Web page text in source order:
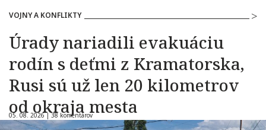
VOJNY A KONFLIKTY
Úrady nariadili evakuáciu
rodín s deťmi z Kramatorska,
Rusi sú už len 20 kilometrov
od okraja mesta
05. 08. 2026 |38 komentárov